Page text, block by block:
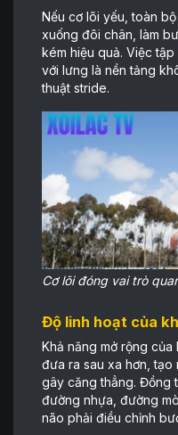
Nếu cơ lõi yếu, toàn
xuống đôi chân, làm
kém hiệu quả. Việc
với lưng là nền tảng
thuật stride.
Cơ lõi đóng vai trò
Độ linh hoạt của
Khả năng mở rộng
đưa ra sau xa hơn, tạo
gây căng thẳng. Đồng
đường nhựa, đường
não phải điều chỉnh